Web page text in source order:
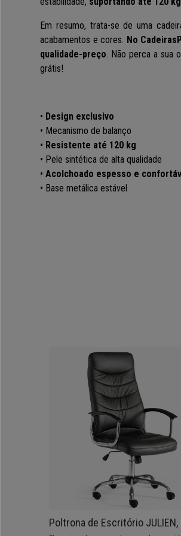
Em resumo, trata-se de uma
acabamentos e cores. No
qualidade-preço. Não perca a sua
grátis!
• Design exclusivo
• Mecanismo de balanço
• Resistente até 120 kg
• Pele sintética de alta qualidade
• Acolchoado espesso e
• Base metálica estável
Poltrona de Escritório JULIEN,